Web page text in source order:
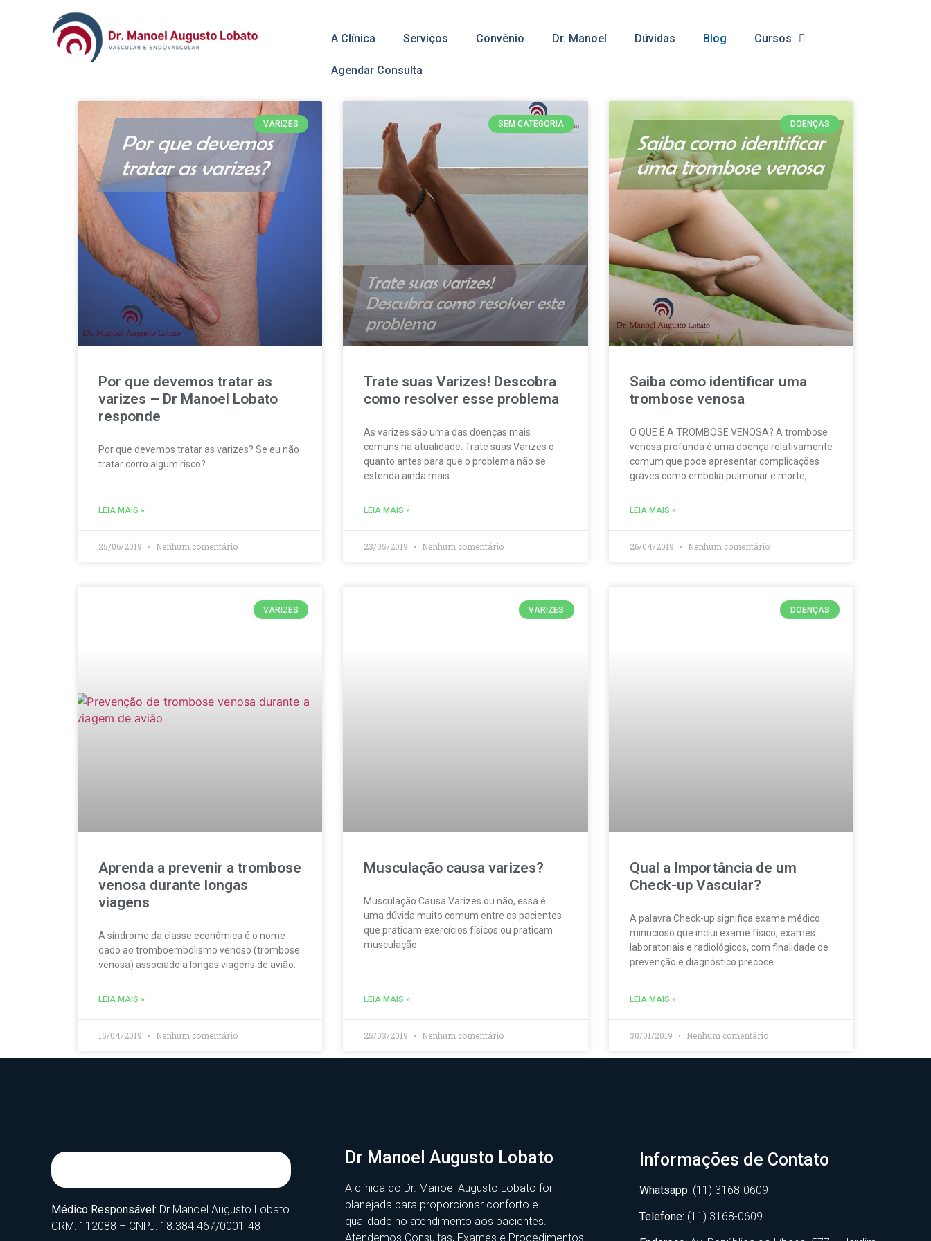
A Clínica Serviços Convênio Dr. Manoel Dúvidas Blog Cursos
Agendar Consulta
VARIZES
Por que devemos tratar as
varizes – Dr Manoel Lobato
responde
Por que devemos tratar as varizes? Se eu não
tratar corro algum risco?
LEIA MAIS »
25/06/2019 Nenhum comentário
SEM CATEGORIA
Trate suas Varizes! Descobra
como resolver esse problema
As varizes são uma das doenças mais
comuns na atualidade. Trate suas Varizes o
quanto antes para que o problema não se
estenda ainda mais
LEIA MAIS »
23/05/2019 Nenhum comentário
DOENÇAS
Saiba como identificar uma
trombose venosa
O QUE É A TROMBOSE VENOSA? A trombose
venosa profunda é uma doença relativamente
comum que pode apresentar complicações
graves como embolia pulmonar e morte,
LEIA MAIS »
26/04/2019 Nenhum comentário
VARIZES
Aprenda a prevenir a trombose
venosa durante longas
viagens
A síndrome da classe econômica é o nome
dado ao tromboembolismo venoso (trombose
venosa) associado a longas viagens de avião.
LEIA MAIS »
15/04/2019 Nenhum comentário
VARIZES
Musculação causa varizes?
Musculação Causa Varizes ou não, essa é
uma dúvida muito comum entre os pacientes
que praticam exercícios físicos ou praticam
musculação.
LEIA MAIS »
25/03/2019 Nenhum comentário
DOENÇAS
Qual a Importância de um
Check-up Vascular?
A palavra Check-up significa exame médico
minucioso que inclui exame físico, exames
laboratoriais e radiológicos, com finalidade de
prevenção e diagnóstico precoce.
LEIA MAIS »
30/01/2019 Nenhum comentário
Médico Responsável: Dr Manoel Augusto Lobato
CRM: 112088 – CNPJ: 18.384.467/0001-48
Dr Manoel Augusto Lobato
A clínica do Dr. Manoel Augusto Lobato foi
planejada para proporcionar conforto e
qualidade no atendimento aos pacientes.
Atendemos Consultas, Exames e Procedimentos
Informações de Contato
Whatsapp: (11) 3168-0609
Telefone: (11) 3168-0609